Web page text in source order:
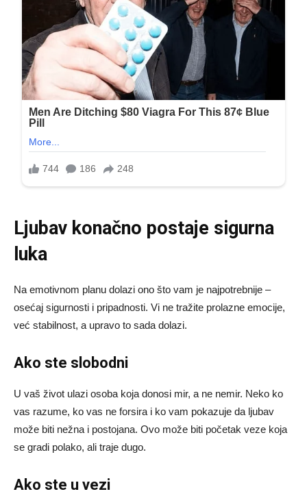
Ljubav konačno postaje sigurna
luka
Na emotivnom planu dolazi ono što vam je najpotrebnije –
osećaj sigurnosti i pripadnosti. Vi ne tražite prolazne emocije,
već stabilnost, a upravo to sada dolazi.
Ako ste slobodni
U vaš život ulazi osoba koja donosi mir, a ne nemir. Neko ko
vas razume, ko vas ne forsira i ko vam pokazuje da ljubav
može biti nežna i postojana. Ovo može biti početak veze koja
se gradi polako, ali traje dugo.
Ako ste u vezi